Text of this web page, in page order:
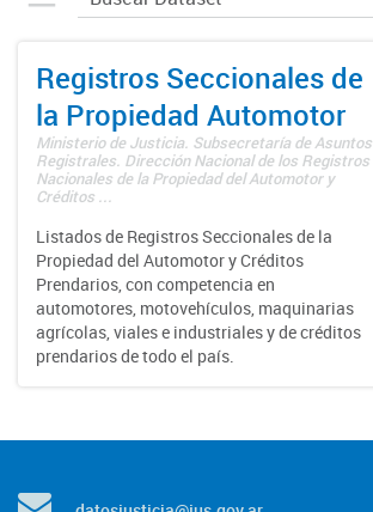
Registros Seccionales de
la Propiedad Automotor
Ministerio de Justicia. Subsecretaría de Asuntos
Registrales. Dirección Nacional de los Registros
Nacionales de la Propiedad del Automotor y
Créditos ...
Listados de Registros Seccionales de la
Propiedad del Automotor y Créditos
Prendarios, con competencia en
automotores, motovehículos, maquinarias
agrícolas, viales e industriales y de créditos
prendarios de todo el país.